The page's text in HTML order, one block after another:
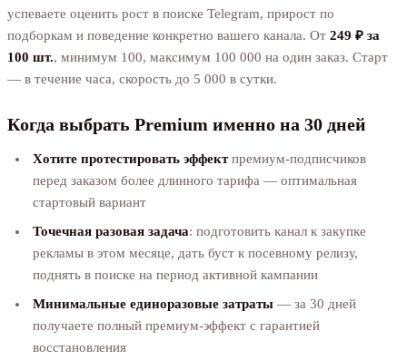
успеваете оценить рост в поиске Telegram, прирост по
подборкам и поведение конкретно вашего канала. От 249 ₽ за
100 шт., минимум 100, максимум 100 000 на один заказ. Старт
— в течение часа, скорость до 5 000 в сутки.
Когда выбрать Premium именно на 30 дней
Хотите протестировать эффектпремиум-подписчиков
перед заказом более длинного тарифа — оптимальная
стартовый вариант
Точечная разовая задача: подготовить канал к закупке
рекламы в этом месяце, дать буст к посевному релизу,
поднять в поиске на период активной кампании
Минимальные единоразовые затраты — за 30 дней
получаете полный премиум-эффект с гарантией
восстановления